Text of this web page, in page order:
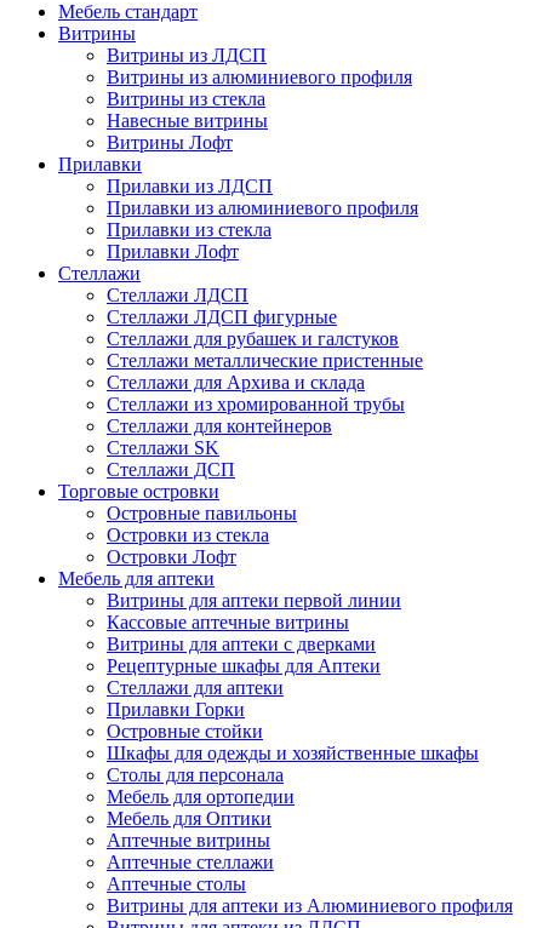
Мебель стандарт
Витрины
Витрины из ЛДСП
Витрины из алюминиевого профиля
Витрины из стекла
Навесные витрины
Витрины Лофт
Прилавки
Прилавки из ЛДСП
Прилавки из алюминиевого профиля
Прилавки из стекла
Прилавки Лофт
Стеллажи
Стеллажи ЛДСП
Стеллажи ЛДСП фигурные
Стеллажи для рубашек и галстуков
Стеллажи металлические пристенные
Стеллажи для Архива и склада
Стеллажи из хромированной трубы
Стеллажи для контейнеров
Стеллажи SK
Стеллажи ДСП
Торговые островки
Островные павильоны
Островки из стекла
Островки Лофт
Мебель для аптеки
Витрины для аптеки первой линии
Кассовые аптечные витрины
Витрины для аптеки с дверками
Рецептурные шкафы для Аптеки
Стеллажи для аптеки
Прилавки Горки
Островные стойки
Шкафы для одежды и хозяйственные шкафы
Столы для персонала
Мебель для ортопедии
Мебель для Оптики
Аптечные витрины
Аптечные стеллажи
Аптечные столы
Витрины для аптеки из Алюминиевого профиля